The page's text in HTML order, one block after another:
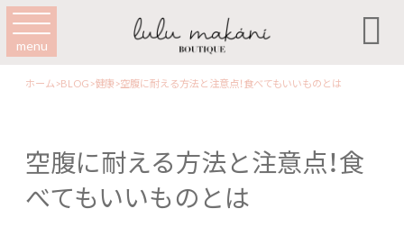
menu 
ホーム>BLOG>健康>空腹に耐える方法と注意点！食べてもいいものとは
空腹に耐える方法と注意点！食
べてもいいものとは